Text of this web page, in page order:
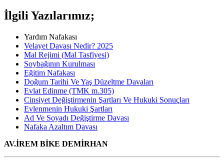
İlgili Yazılarımız;
Yardım Nafakası
Velayet Davası Nedir? 2025
Mal Rejimi (Mal Tasfiyesi)
Soybağının Kurulması
Eğitim Nafakası
Doğum Tarihi Ve Yaş Düzeltme Davaları
Evlat Edinme (TMK m.305)
Cinsiyet Değiştirmenin Şartları Ve Hukuki Sonuçları
Evlenmenin Hukuki Şartları
Ad Ve Soyadı Değiştirme Davası
Nafaka Azaltım Davası
AV.İREM BİKE DEMİRHAN